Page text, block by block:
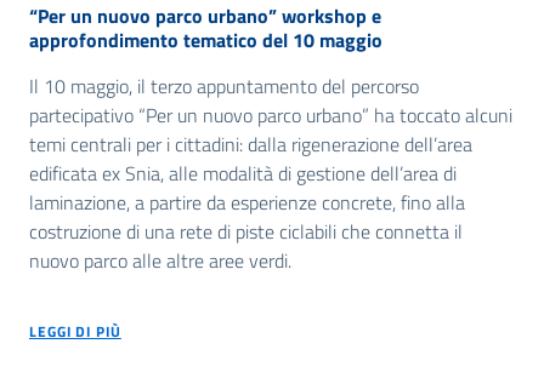
“Per un nuovo parco urbano” workshop e
approfondimento tematico del 10 maggio
Il 10 maggio, il terzo appuntamento del percorso
partecipativo “Per un nuovo parco urbano” ha toccato alcuni
temi centrali per i cittadini: dalla rigenerazione dell’area
edificata ex Snia, alle modalità di gestione dell’area di
laminazione, a partire da esperienze concrete, fino alla
costruzione di una rete di piste ciclabili che connetta il
nuovo parco alle altre aree verdi.
LEGGI DI PIÙ